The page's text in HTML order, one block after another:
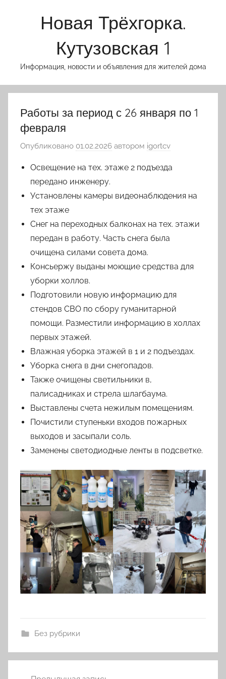
Новая Трёхгорка.
Кутузовская 1
Информация, новости и объявления для жителей дома
Работы за период с 26 января по 1
февраля
Опубликовано 01.02.2026 автором igortcv
Освещение на тех. этаже 2 подъезда
передано инженеру.
Установлены камеры видеонаблюдения на
тех этаже
Снег на переходных балконах на тех. этажи
передан в работу. Часть снега была
очищена силами совета дома.
Консьержу выданы моющие средства для
уборки холлов.
Подготовили новую информацию для
стендов СВО по сбору гуманитарной
помощи. Разместили информацию в холлах
первых этажей.
Влажная уборка этажей в 1 и 2 подъездах.
Уборка снега в дни снегопадов.
Также очищены светильники в,
палисадниках и стрела шлагбаума.
Выставлены счета нежилым помещениям.
Почистили ступеньки входов пожарных
выходов и засыпали соль.
Заменены светодиодные ленты в подсветке.
Без рубрики